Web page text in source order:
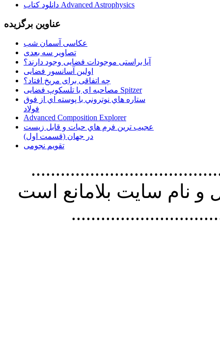
دانلود کتاب Advanced Astrophysics
عناوین برگزیده
عکاسی آسمان شب
تصاویر سه بعدی
آیا براستی موجودات فضایی وجود دارند؟
اولین آسانسور فضایی
چه اتفاقی برای مریخ افتاد؟
مصاحبه ای با تلسکوپ فضایی Spitzer
ستاره هاي نوتروني با پوسته اي از فوق
فولاد
Advanced Composition Explorer
عجیب ترین فرم هاي حيات و قابل زيست
در جهان (قسمت اول)
تقویم نجومی
استفاده از
نام سايت بلامانع است